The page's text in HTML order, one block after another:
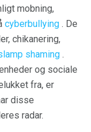
mobning,
cyberbullying . De
chikanering,
shaming .
og sociale
fra, er
disse
radar.